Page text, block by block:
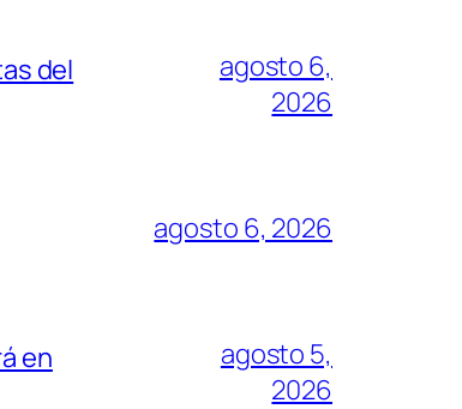
del
agosto 6,
2026
agosto 6, 2026
en
agosto 5,
2026